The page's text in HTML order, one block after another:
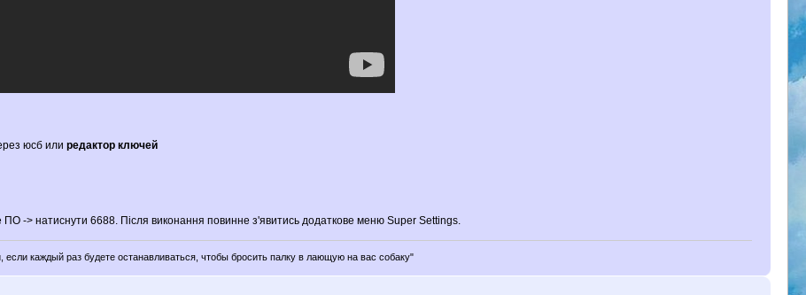
юсб или редактор ключей
-> натиснути 6688. Після виконання повинне з'явитись додаткове меню Super Settings.
если каждый раз будете останавливаться, чтобы бросить палку в лающую на вас собаку"